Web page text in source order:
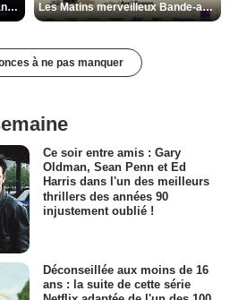
Les Silences de Riyad Bande-annonce VO STFR Les Matins merveilleux Bande-annonce VF
à ne pas manquer
Ce soir entre amis : Gary
Oldman, Sean Penn et Ed
Harris dans l'un des meilleurs
thrillers des années 90
injustement oublié !
Déconseillée aux moins de 16
ans : la suite de cette série